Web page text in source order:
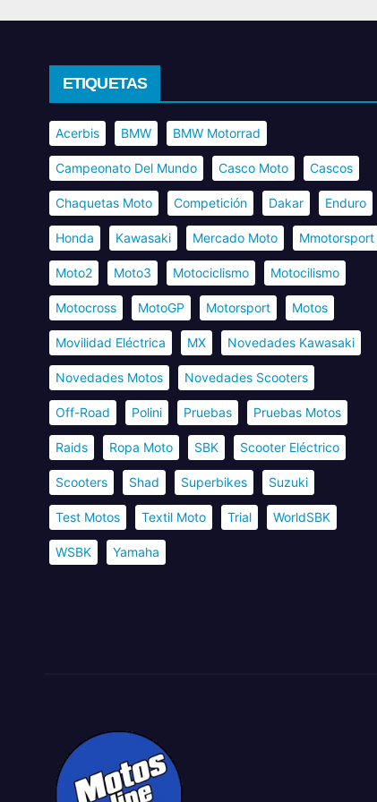
ETIQUETAS
Acerbis BMW BMW Motorrad
Campeonato Del Mundo Casco Moto Cascos
Chaquetas Moto Competición Dakar Enduro
Honda Kawasaki Mercado Moto Mmotorsport
Moto2 Moto3 Motociclismo Motocilismo
Motocross MotoGP Motorsport Motos
Movilidad Eléctrica MX Novedades Kawasaki
Novedades Motos Novedades Scooters
Off-Road Polini Pruebas Pruebas Motos
Raids Ropa Moto SBK Scooter Eléctrico
Scooters Shad Superbikes Suzuki
Test Motos Textil Moto Trial WorldSBK
WSBK Yamaha